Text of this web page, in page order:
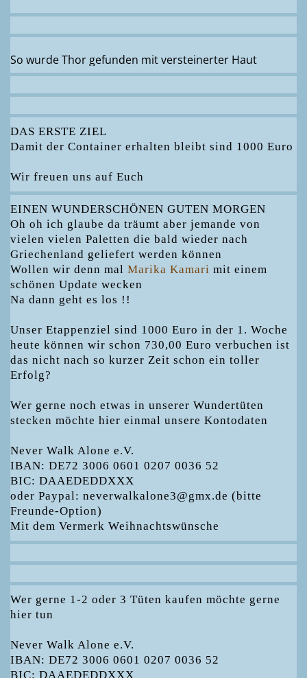
So wurde Thor gefunden mit versteinerter Haut
DAS ERSTE ZIEL
Damit der Container erhalten bleibt sind 1000 Euro
Wir freuen uns auf Euch
EINEN WUNDERSCHÖNEN GUTEN MORGEN
Oh oh ich glaube da träumt aber jemande von
vielen vielen Paletten die bald wieder nach
Griechenland geliefert werden können
Wollen wir denn mal Marika Kamari mit einem
schönen Update wecken
Na dann geht es los !!
Unser Etappenziel sind 1000 Euro in der 1. Woche
heute können wir schon 730,00 Euro verbuchen ist
das nicht nach so kurzer Zeit schon ein toller
Erfolg?
Wer gerne noch etwas in unserer Wundertüten
stecken möchte hier einmal unsere Kontodaten
Never Walk Alone e.V.
IBAN: DE72 3006 0601 0207 0036 52
BIC: DAAEDEDDXXX
oder Paypal: neverwalkalone3@gmx.de (bitte
Freunde-Option)
Mit dem Vermerk Weihnachtswünsche
Wer gerne 1-2 oder 3 Tüten kaufen möchte gerne
hier tun
Never Walk Alone e.V.
IBAN: DE72 3006 0601 0207 0036 52
BIC: DAAEDEDDXXX